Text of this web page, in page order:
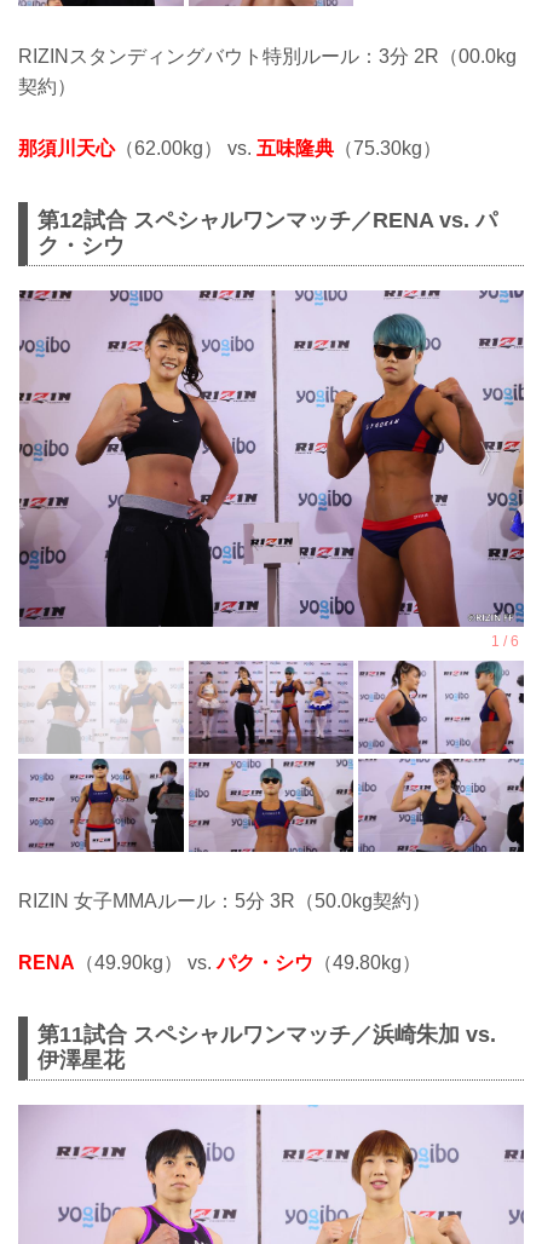
RIZINスタンディングバウト特別ルール：3分 2R（00.0kg
契約）
那須川天心（62.00kg） vs. 五味隆典 （75.30kg）
第12試合 スペシャルワンマッチ／RENA vs. パ
ク・シウ
RIZIN 女子MMAルール：5分 3R（50.0kg契約）
RENA （49.90kg） vs.パク・シウ （49.80kg）
第11試合 スペシャルワンマッチ／浜崎朱加 vs.
伊澤星花